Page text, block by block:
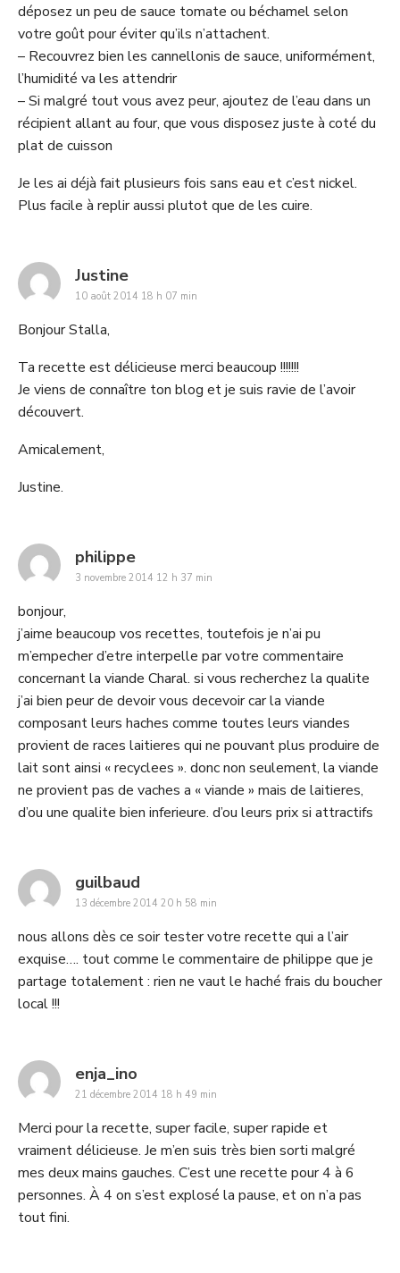
déposez un peu de sauce tomate ou béchamel selon
votre goût pour éviter qu’ils n’attachent.
– Recouvrez bien les cannellonis de sauce, uniformément,
l’humidité va les attendrir
– Si malgré tout vous avez peur, ajoutez de l’eau dans un
récipient allant au four, que vous disposez juste à coté du
plat de cuisson
Je les ai déjà fait plusieurs fois sans eau et c’est nickel.
Plus facile à replir aussi plutot que de les cuire.
Justinesays:
10 août 2014 18 h 07 min
Bonjour Stalla,
Ta recette est délicieuse merci beaucoup !!!!!!!
Je viens de connaître ton blog et je suis ravie de l’avoir
découvert.
Amicalement,
Justine.
philippesays:
3 novembre 2014 12 h 37 min
bonjour,
j’aime beaucoup vos recettes, toutefois je n’ai pu
m’empecher d’etre interpelle par votre commentaire
concernant la viande Charal. si vous recherchez la qualite
j’ai bien peur de devoir vous decevoir car la viande
composant leurs haches comme toutes leurs viandes
provient de races laitieres qui ne pouvant plus produire de
lait sont ainsi « recyclees ». donc non seulement, la viande
ne provient pas de vaches a « viande » mais de laitieres,
d’ou une qualite bien inferieure. d’ou leurs prix si attractifs
guilbaud
13 décembre 2014 20 h 58 min
nous allons dès ce soir tester votre recette qui a l’air
exquise…. tout comme le commentaire de philippe que je
partage totalement : rien ne vaut le haché frais du boucher
local !!!
enja_ino
21 décembre 2014 18 h 49 min
Merci pour la recette, super facile, super rapide et
vraiment délicieuse. Je m’en suis très bien sorti malgré
mes deux mains gauches. C’est une recette pour 4 à 6
personnes. À 4 on s’est explosé la pause, et on n’a pas
tout fini.